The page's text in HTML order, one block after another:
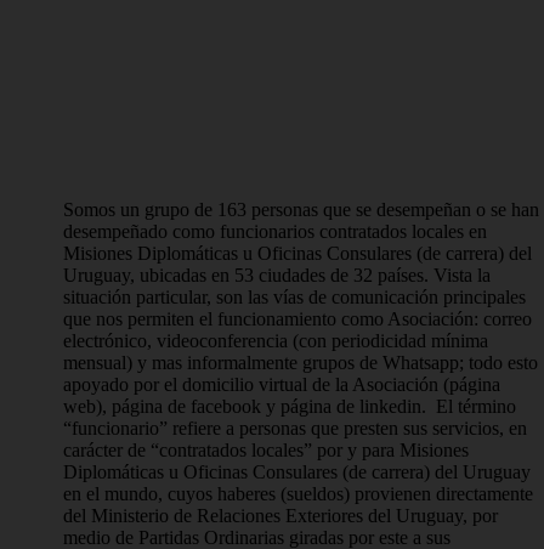
Somos un grupo de 163 personas que se desempeñan o se han
desempeñado como funcionarios contratados locales en
Misiones Diplomáticas u Oficinas Consulares (de carrera) del
Uruguay, ubicadas en 53 ciudades de 32 países. Vista la
situación particular, son las vías de comunicación principales
que nos permiten el funcionamiento como Asociación: correo
electrónico, videoconferencia (con periodicidad mínima
mensual) y mas informalmente grupos de Whatsapp; todo esto
apoyado por el domicilio virtual de la Asociación (página
web), página de facebook y página de linkedin. El término
“funcionario” refiere a personas que presten sus servicios, en
carácter de “contratados locales” por y para Misiones
Diplomáticas u Oficinas Consulares (de carrera) del Uruguay
en el mundo, cuyos haberes (sueldos) provienen directamente
del Ministerio de Relaciones Exteriores del Uruguay, por
medio de Partidas Ordinarias giradas por este a sus